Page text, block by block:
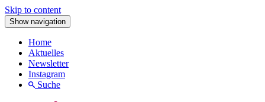
Skip to content
Show navigation
Home
Aktuelles
Newsletter
Instagram
Suche